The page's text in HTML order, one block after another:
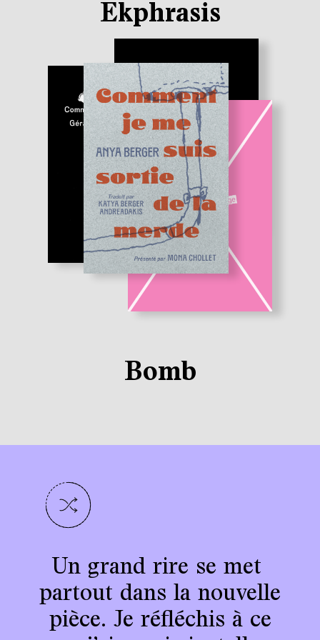
Ekphrasis
Bomb
Un grand rire se met
partout dans la nouvelle
pièce. Je réfléchis à ce
Les performances de
Jérôme Leuba sont
camouflées dans les
Ce livre est une
invitation à penser le
devenir-cyborg de nos
Nés en opposition à la
poussière immanente,
nous voyons maintenant